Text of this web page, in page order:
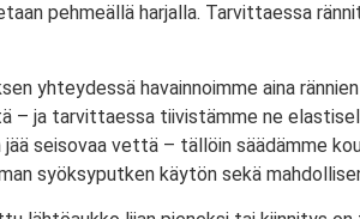
pehmeällä harjalla. Tarvittaessa
yhteydessä havainnoimme aina
– ja tarvittaessa tiivistämme ne
jää seisovaa vettä – tällöin säädämme
syöksyputken käytön sekä